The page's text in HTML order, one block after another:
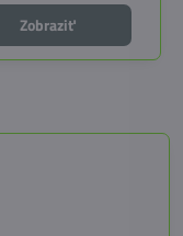
Zobraziť